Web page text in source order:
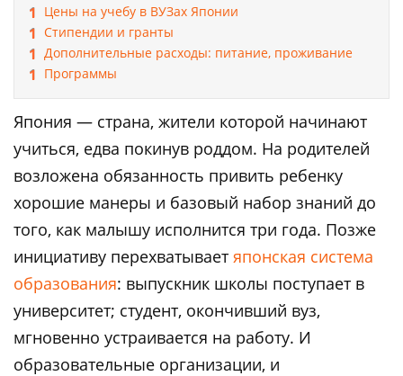
Цены на учебу в ВУЗах Японии
Стипендии и гранты
Дополнительные расходы: питание, проживание
Программы
Япония — страна, жители которой начинают
учиться, едва покинув роддом. На родителей
возложена обязанность привить ребенку
хорошие манеры и базовый набор знаний до
того, как малышу исполнится три года. Позже
инициативу перехватывает японская система
образования: выпускник школы поступает в
университет; студент, окончивший вуз,
мгновенно устраивается на работу. И
образовательные организации, и